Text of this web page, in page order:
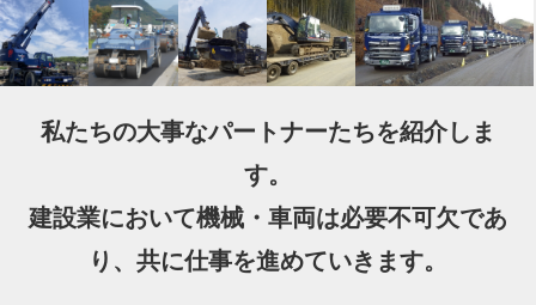
私たちの大事なパートナーたちを紹介しま
す。
建設業において機械・車両は必要不可欠であ
り、共に仕事を進めていきます。